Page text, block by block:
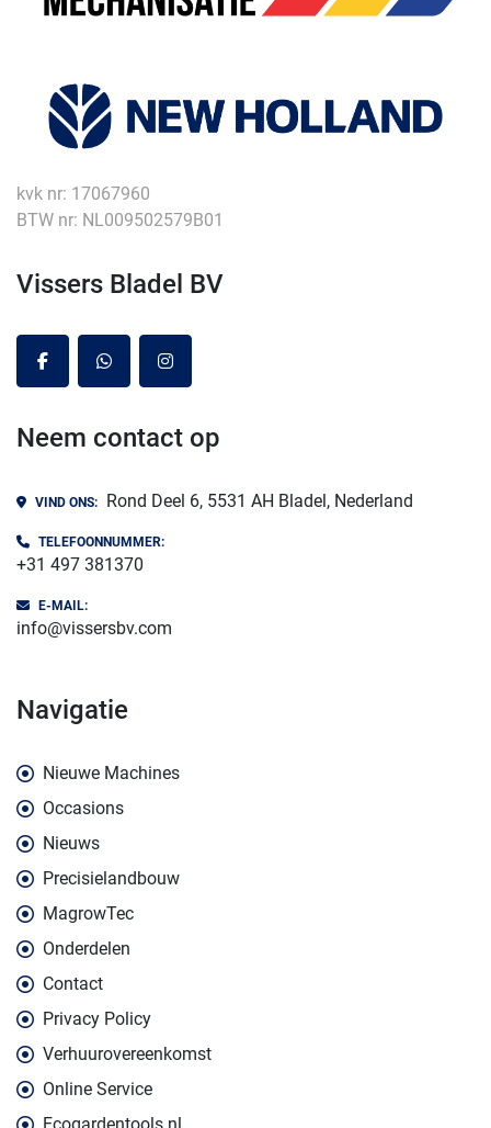
kvk nr: 17067960
BTW nr: NL009502579B01
Vissers Bladel BV
facebookwhatsappinstagram
Neem contact op
VIND ONS: Rond Deel 6, 5531 AH Bladel, Nederland
TELEFOONNUMMER:
+31 497 381370
E-MAIL:
info@vissersbv.com
navigatie
Nieuwe Machines
Occasions
Nieuws
Precisielandbouw
MagrowTec
Onderdelen
Contact
Privacy Policy
Verhuurovereenkomst
Online Service